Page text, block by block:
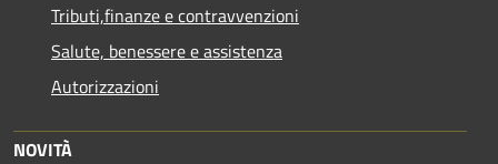
Tributi,finanze e contravvenzioni
Salute, benessere e assistenza
Autorizzazioni
NOVITÀ